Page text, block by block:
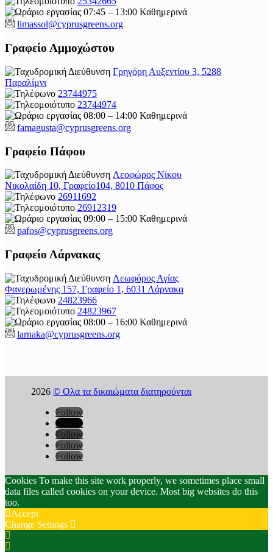
07:45 – 13:00 Καθημερινά
limassol@cyprusgreens.org
Γραφείο Αμμοχώστου
Γρηγόρη Αυξεντίου 3, 5288
Παραλίμνι
23744975
23744974
08:00 – 14:00 Καθημερινά
famagusta@cyprusgreens.org
Γραφείο Πάφου
Λεοφώρος Νίκου
Νικολαίδη 10, Γραφείο104, 8010 Πάφος
26911692
26912319
09:00 – 15:00 Καθημερινά
pafos@cyprusgreens.org
Γραφείο Λάρνακας
Λεωφόρος Αγίας
Φανερωμένης 157, Γραφείο 1, 6031 Λάρνακα
24823966
24823967
08:00 – 16:00 Καθημερινά
larnaka@cyprusgreens.org
2026© Ολα τα δικαιώματα διατηρούνται
Follow
Follow
Follow
Follow
Follow
Cookies To make this site work properly, we sometimes place small
data files called cookies on your device. Most big websites do this
too.
Accept
Change Settings